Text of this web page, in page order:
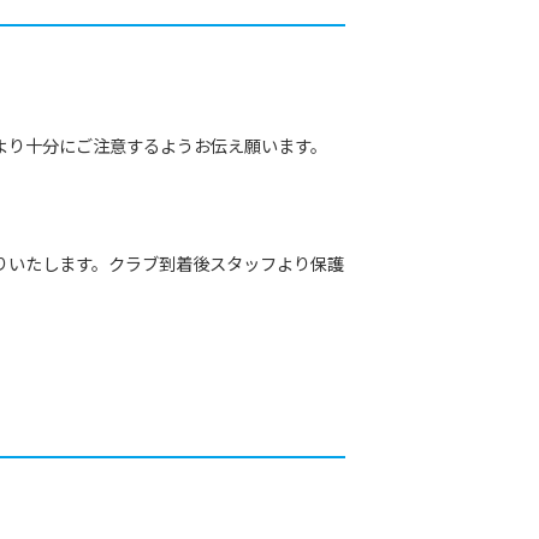
十分にご注意するようお伝え願います。
たします。クラブ到着後スタッフより保護